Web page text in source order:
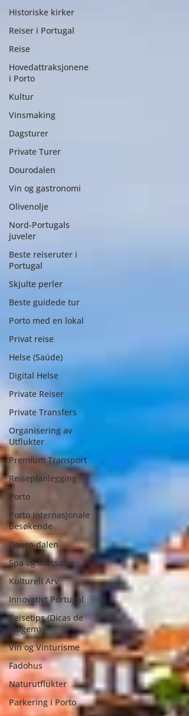
Historiske kirker
Reiser i Portugal
Reise
Hovedattraksjonene
i Porto
Kultur
Vinsmaking
Dagsturer
Private Turer
Dourodalen
Vin og gastronomi
Olivenolje
Nord-Portugals
juveler
Beste reiseruter i
Portugal
Skjulte perler
Beste guidede tur
Porto med en lokal
Privat reise
Helse (Saúde)
Digital Helse
Private Reiser
Private Transfers
Organisering av
Utflukter
Premium Transport
Reiseplanlegging
Porto
Porto Internasjonale
Besøkende
Douro-dalen
Spa og Massasje
Kulturell Arv
Innovativt Portugal
Reisetips (Dicas de
Viagem)
Vin og Vinturisme
Fadohus
Naturutflukter
Parkering i Porto